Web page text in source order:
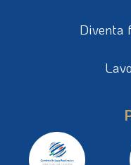
Diventa